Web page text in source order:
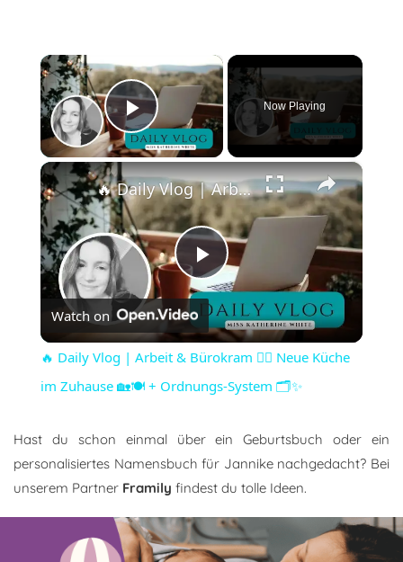
×
Play Video
Now Playing
×
Play
Video
🔥 Daily Vlog | Arbeit & Bürokram 😵‍💫 Neue Küche im Zuhause 🏡🍽️ + Ordnungs-System 🗂️✨
Watch on
🔥 Daily Vlog | Arbeit & Bürokram 😵‍💫 Neue Küche
im Zuhause 🏡🍽️ + Ordnungs-System 🗂️✨
Hast du schon einmal über ein Geburtsbuch oder ein
personalisiertes Namensbuch für Jannike nachgedacht? Bei
unserem Partner Framily findest du tolle Ideen.